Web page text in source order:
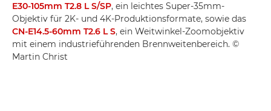
E30-105mm T2.8 L S/SP, ein leichtes Super-35mm-
Objektiv für 2K- und 4K-Produktionsformate, sowie das
CN-E14.5-60mm T2.6 L S, ein Weitwinkel-Zoomobjektiv
mit einem industrieführenden Brennweitenbereich. ©
Martin Christ